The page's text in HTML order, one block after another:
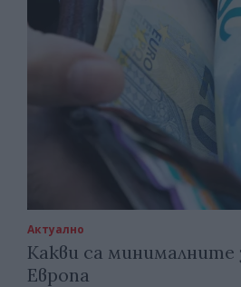
Актуално
Какви са минималните
Европа